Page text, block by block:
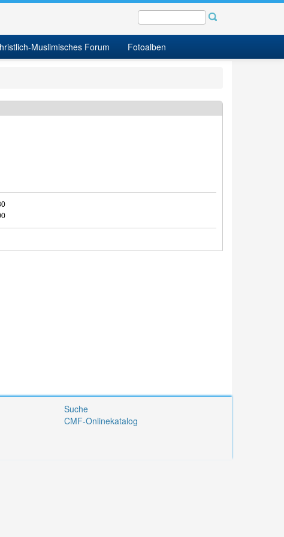
Muslimisches Forum Fotoalben
Suche
CMF-Onlinekatalog